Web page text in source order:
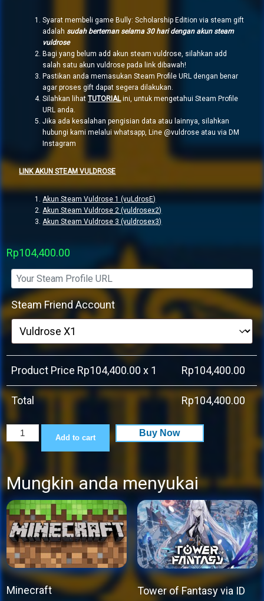
Syarat membeli game Bully: Scholarship Edition via steam gift
adalah sudah berteman selama 30 hari dengan akun steam
vuldrose
Bagi yang belum add akun steam vuldrose, silahkan add
salah satu akun vuldrose pada link dibawah!
Pastikan anda memasukan Steam Profile URL dengan benar
agar proses gift dapat segera dilakukan.
Silahkan lihatTUTORIALini, untuk mengetahui Steam Profile
URL anda.
Jika ada kesalahan pengisian data atau lainnya, silahkan
hubungi kami melalui whatsapp, Line @vuldrose atau via DM
Instagram
LINK AKUN STEAM VULDROSE
Akun Steam Vuldrose 1 (vuLdrosE)
Akun Steam Vuldrose 2 (vuldrosex2)
Akun Steam Vuldrose 3 (vuldrosex3)
Rp104,400.00
Steam Friend Account
Product Price Rp104,400.00 x 1 Rp104,400.00
Total Rp104,400.00
Bully:
Scholarship
quantity
Add to cart Buy Now
Mungkin anda menyukai
Minecraft Tower of Fantasy via ID